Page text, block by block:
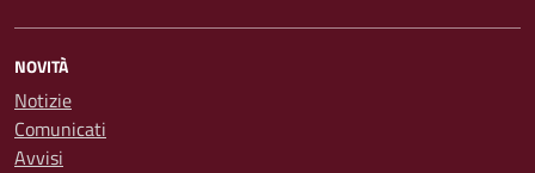
NOVITÀ
Notizie
Comunicati
Avvisi